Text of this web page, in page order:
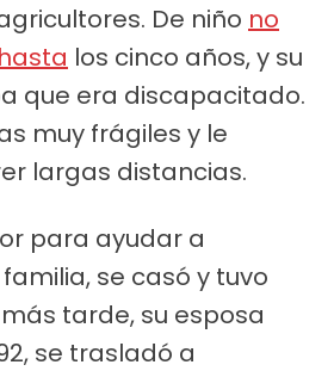
De niño no
los cinco años, y su
que era discapacitado.
muy frágiles y le
largas distancias.
para ayudar a
se casó y tuvo
tarde, su esposa
se trasladó a